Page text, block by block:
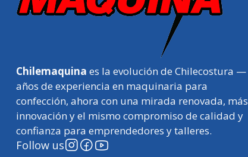
Chilemaquina es la evolución de Chilecostura —
años de experiencia en maquinaria para
confección, ahora con una mirada renovada, más
innovación y el mismo compromiso de calidad y
confianza para emprendedores y talleres.
Follow us